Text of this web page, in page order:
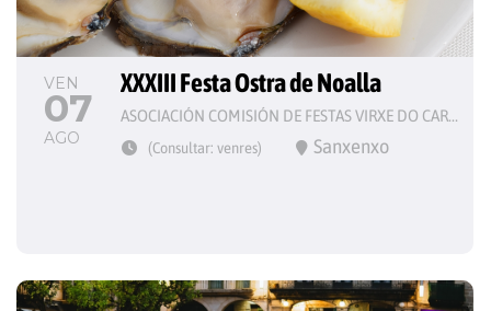
VEN
07
AGO
XXXIII Festa Ostra de Noalla
ASOCIACIÓN COMISIÓN DE FESTAS VIRXE DO CARME
(Consultar: venres) Sanxenxo